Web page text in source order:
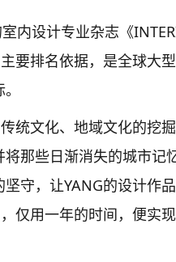
内设计专业杂志《
要排名依据，是全球大
统文化、地域文化的挖
那些日渐消失的城市记
守，让YANG的设计作
仅用一年的时间，便实